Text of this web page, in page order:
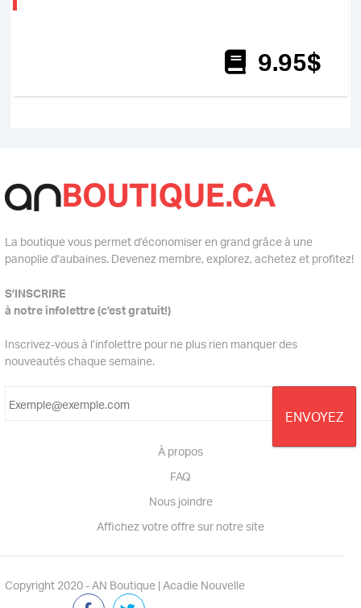
9.95$
La boutique vous permet d’économiser en grand grâce à une
panoplie d’aubaines. Devenez membre, explorez, achetez et profitez!
S’INSCRIRE
à notre infolettre (c’est gratuit!)
Inscrivez-vous à l’infolettre pour ne plus rien manquer des
nouveautés chaque semaine.
À propos
FAQ
Nous joindre
Affichez votre offre sur notre site
Copyright 2020 - AN Boutique | Acadie Nouvelle